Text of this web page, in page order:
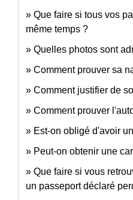
Que faire si tous vos
même temps ?
Quelles photos sont
Comment prouver sa
Comment justifier de
Comment prouver
Est-on obligé d'avoir
Peut-on obtenir une
Que faire si vous
un passeport déclaré